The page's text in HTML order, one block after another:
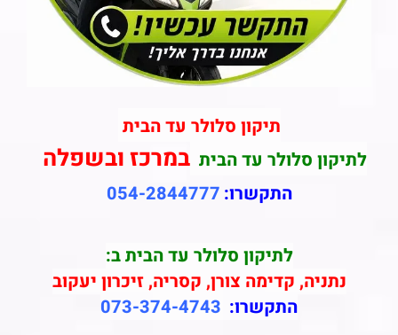
תיקון סלולר עד הבית
לתיקון סלולר עד הביתבמרכז ובשפלה
התקשרו: 054-2844777
לתיקון סלולר עד הבית ב:
נתניה, קדימה צורן, קסריה, זיכרון יעקוב
התקשרו: 073-374-4743